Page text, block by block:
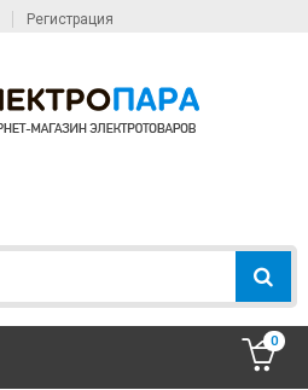
Регистрация
0